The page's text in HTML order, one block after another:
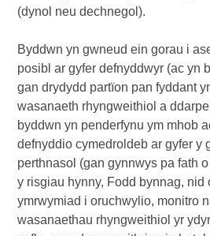
(dynol neu dechnegol).
Byddwn yn gwneud ein gorau i
posibl ar gyfer defnyddwyr (ac yn
gan drydydd partïon pan fyddant
wasanaeth rhyngweithiol a
byddwn yn penderfynu ym mhob
defnyddio cymedroldeb ar gyfer y
perthnasol (gan gynnwys pa fath
y risgiau hynny, Fodd bynnag, nid
ymrwymiad i oruchwylio, monitro
wasanaethau rhyngweithiol yr